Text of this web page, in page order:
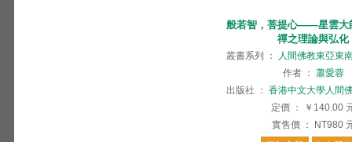
般若智，菩提心——星雲大
禪之理論與弘化
叢書系列 ：
人間佛教東亞東
作者 ： 蕭愛蓉
出版社
： 香港中文大學人間
定價 ： ￥140.00
實售價 ： NT980